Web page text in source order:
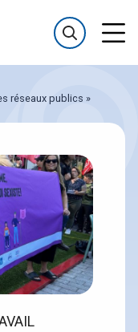
réseaux publics »